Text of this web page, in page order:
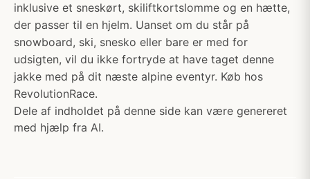
inklusive et sneskørt, skiliftkortslomme og en hætte,
der passer til en hjelm. Uanset om du står på
snowboard, ski, snesko eller bare er med for
udsigten, vil du ikke fortryde at have taget denne
jakke med på dit næste alpine eventyr. Køb hos
RevolutionRace.
Dele af indholdet på denne side kan være genereret
med hjælp fra AI.